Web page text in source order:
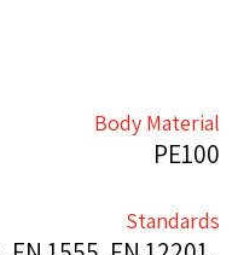
Body Material
PE100
Standards